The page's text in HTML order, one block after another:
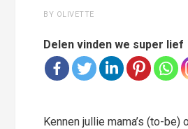
BY OLIVETTE
Delen vinden we super lief
Kennen jullie mama’s (to-be)